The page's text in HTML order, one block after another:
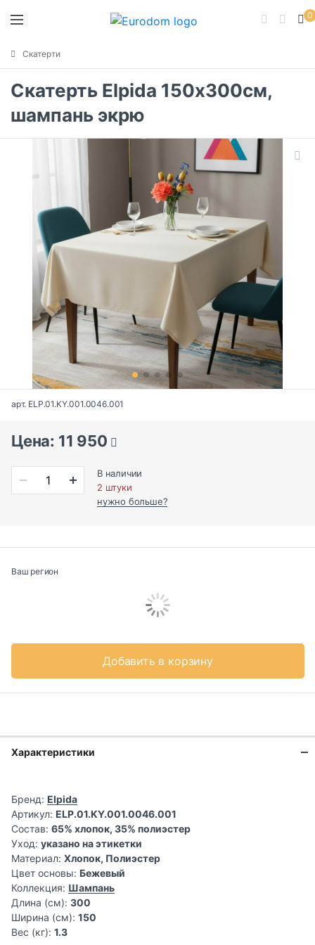
0
Скатерти
Скатерть Elpida 150х300см,
шампань экрю
арт. ELP.01.KY.001.0046.001
Цена: 11 950
В наличии
2 штуки
нужно больше?
Ваш регион
Добавить в корзину
Характеристики
Бренд: Elpida
Артикул: ELP.01.KY.001.0046.001
Состав: 65% хлопок, 35% полиэстер
Уход: указано на этикетки
Материал: Хлопок, Полиэстер
Цвет основы: Бежевый
Коллекция: Шампань
Длина (см): 300
Ширина (см): 150
Вес (кг): 1.3